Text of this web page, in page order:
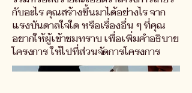
กับอะไร คุณสร้างขึ้นมาได้อย่างไร จาก
แรงบันดาลใจใด หรือเรื่องอื่น ๆ ที่คุณ
อยากให้ผู้เข้าชมทราบ เพื่อเพิ่มคำอธิบาย
โครงการ ให้ไปที่ส่วนจัดการโครงการ